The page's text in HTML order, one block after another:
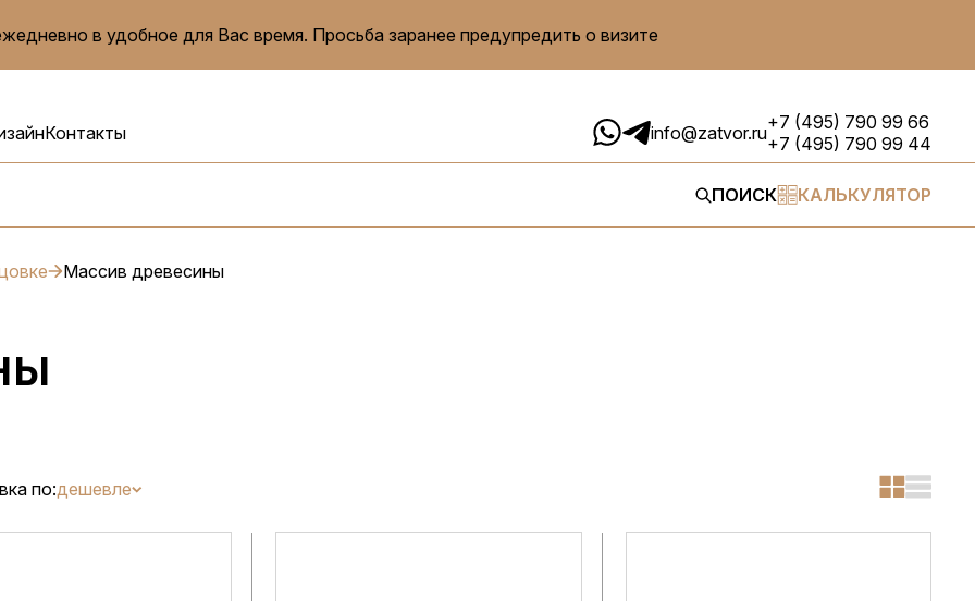
в удобное для Вас время. Просьба заранее предупредить о визите
Контакты info@zatvor.ru+7 (495) 790 99 66
+7 (495) 790 99 44
ПОИСК КАЛЬКУЛЯТОР
Массив древесины
по:дешевле